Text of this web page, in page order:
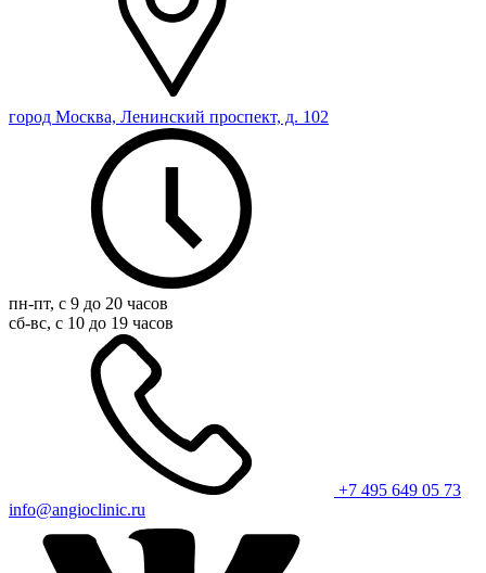
город Москва, Ленинский проспект, д. 102
пн-пт, с 9 до 20 часов
сб-вс, с 10 до 19 часов
+7 495 649 05 73
info@angioclinic.ru